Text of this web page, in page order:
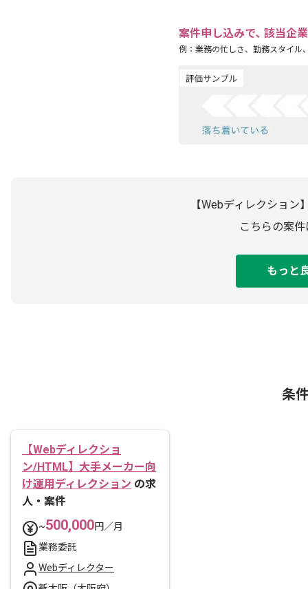
案件申し込みで､ 該当企
例：業務の忙しさ、勤務スタイル
【Webディレクショ
こちらの案
もっと
条
【Webディレクショ
ン/HTML】大手メーカー向
け運用ディレクション の求
人・案件
~500,000円／月
業務委託
Webディレクター